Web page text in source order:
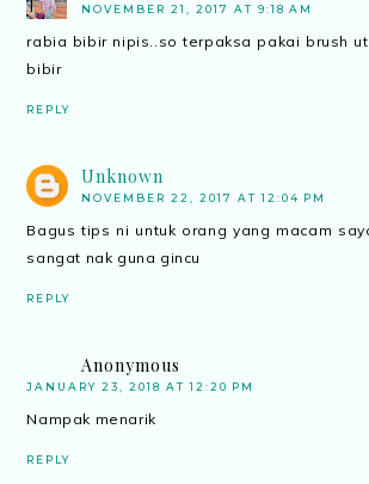
NOVEMBER 21, 2017 AT 9:18 AM
rabia bibir nipis..so terpaksa pakai brush
bibir
REPLY
Unknown
NOVEMBER 22, 2017 AT 12:04 PM
Bagus tips ni untuk orang yang macam
sangat nak guna gincu
REPLY
Anonymous
JANUARY 23, 2018 AT 12:20 PM
Nampak menarik
REPLY